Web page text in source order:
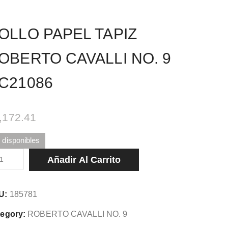
PAPEL TAPIZ
CAVALLI NO. 9
disponibles
Añadir Al Carrito
185781
ROBERTO CAVALLI NO. 9